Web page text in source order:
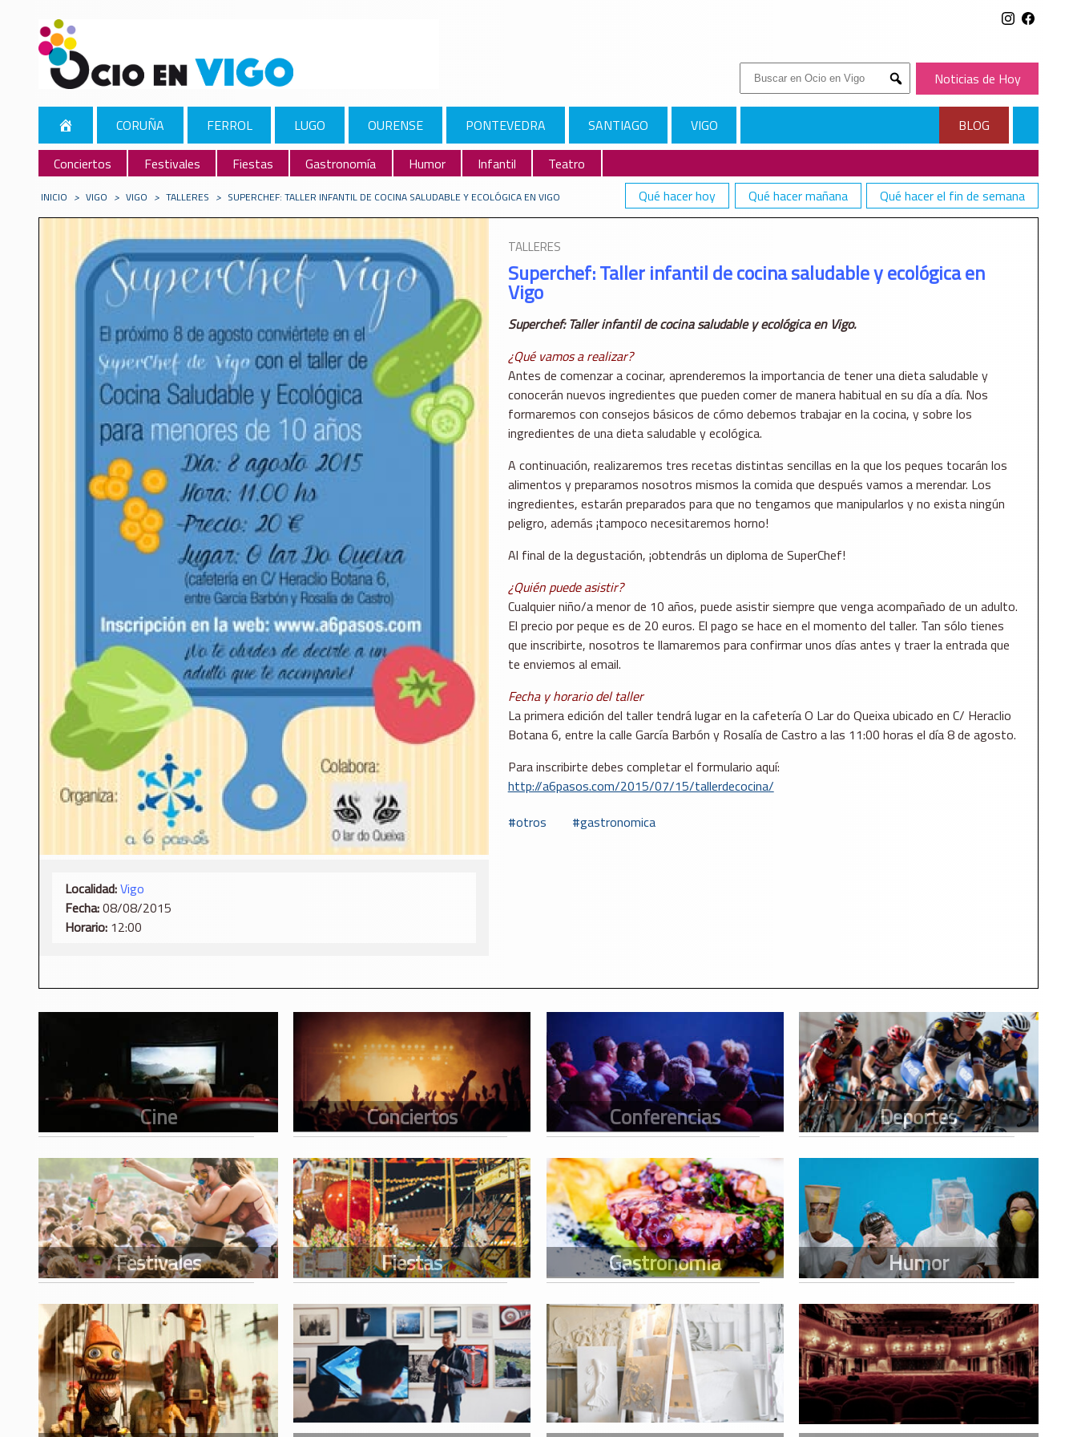
Buscar:
Submit
Noticias de Hoy
CORUÑA FERROL LUGO OURENSE PONTEVEDRA SANTIAGO VIGO
BLOG
Conciertos
Festivales Fiestas Gastronomía Humor Infantil
Teatro
Qué hacer hoy
Qué hacer mañana Qué hacer el fin de semana
INICIO > VIGO > VIGO > TALLERES > SUPERCHEF: TALLER INFANTIL DE COCINA SALUDABLE Y ECOLÓGICA EN VIGO
Localidad:Vigo
Fecha:08/08/2015
Horario: 12:00
TALLERES
Superchef: Taller infantil de cocina saludable y ecológica en
Vigo
Superchef: Taller infantil de cocina saludable y ecológica en Vigo.
¿Qué vamos a realizar?
Antes de comenzar a cocinar, aprenderemos la importancia de tener una dieta saludable y
conocerán nuevos ingredientes que pueden comer de manera habitual en su día a día. Nos
formaremos con consejos básicos de cómo debemos trabajar en la cocina, y sobre los
ingredientes de una dieta saludable y ecológica.
A continuación, realizaremos tres recetas distintas sencillas en la que los peques tocarán los
alimentos y preparamos nosotros mismos la comida que después vamos a merendar. Los
ingredientes, estarán preparados para que no tengamos que manipularlos y no exista ningún
peligro, además ¡tampoco necesitaremos horno!
Al final de la degustación, ¡obtendrás un diploma de SuperChef!
¿Quién puede asistir?
Cualquier niño/a menor de 10 años, puede asistir siempre que venga acompañado de un adulto.
El precio por peque es de 20 euros. El pago se hace en el momento del taller. Tan sólo tienes
que inscribirte, nosotros te llamaremos para confirmar unos días antes y traer la entrada que
te enviemos al email.
Fecha y horario del taller
La primera edición del taller tendrá lugar en la cafetería O Lar do Queixa ubicado en C/ Heraclio
Botana 6, entre la calle García Barbón y Rosalía de Castro a las 11:00 horas el día 8 de agosto.
Para inscribirte debes completar el formulario aquí:
http://a6pasos.com/2015/07/15/tallerdecocina/
otros
gastronomica